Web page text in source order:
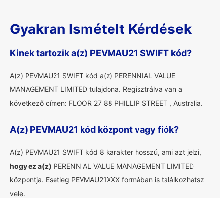
Gyakran Ismételt Kérdések
Kinek tartozik a(z) PEVMAU21 SWIFT kód?
A(z) PEVMAU21 SWIFT kód a(z) PERENNIAL VALUE
MANAGEMENT LIMITED tulajdona. Regisztrálva van a
következő címen: FLOOR 27 88 PHILLIP STREET , Australia.
A(z) PEVMAU21 kód központ vagy fiók?
A(z) PEVMAU21 SWIFT kód 8 karakter hosszú, ami azt jelzi,
hogy ez a(z) PERENNIAL VALUE MANAGEMENT LIMITED
központja. Esetleg PEVMAU21XXX formában is találkozhatsz
vele.